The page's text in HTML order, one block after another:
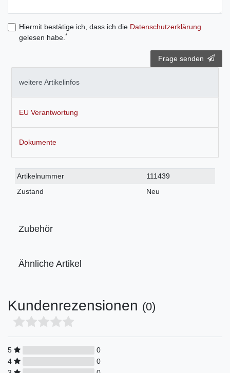
Hiermit bestätige ich, dass ich die Daten­schutz­erklärung
gelesen habe. *
Frage senden
weitere Artikelinfos
EU Verantwortung
Dokumente
Technisches
Merkmal
Wert
Artikelnummer
111439
Zustand
Neu
Zubehör
Ähnliche Artikel
Kundenrezensionen (0)
5
0
4
0